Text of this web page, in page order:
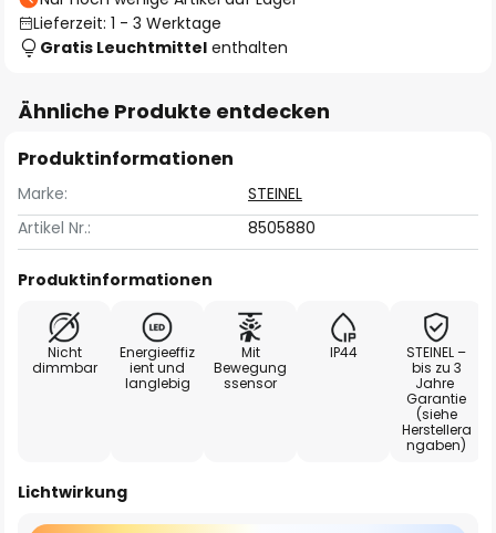
Lieferzeit: 1 - 3 Werktage
Gratis Leuchtmittel enthalten
Ähnliche Produkte entdecken
Produktinformationen
Marke:
STEINEL
Artikel Nr.:
8505880
Produktinformationen
Nicht
dimmbar
Energieeffiz
ient und
langlebig
Mit
Bewegung
ssensor
IP44
STEINEL –
bis zu 3
Jahre
Garantie
(siehe
Herstellera
ngaben)
Lichtwirkung